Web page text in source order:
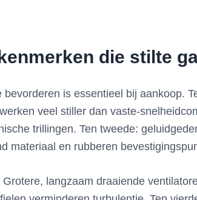
die stilte
is essentieel bij aankoop.
veel stiller dan vaste-
trillingen. Ten tweede:
materiaal en rubberen
langzaam draaiende